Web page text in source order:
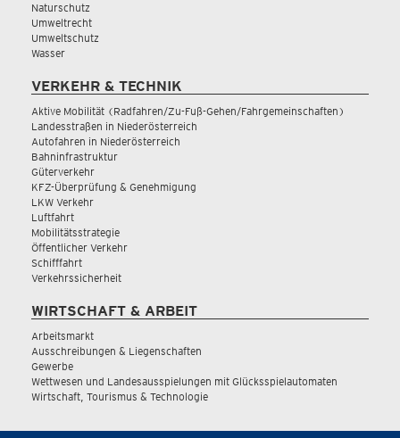
Naturschutz
Umweltrecht
Umweltschutz
Wasser
VERKEHR & TECHNIK
Aktive Mobilität (Radfahren/Zu-Fuß-Gehen/Fahrgemeinschaften)
Landesstraßen in Niederösterreich
Autofahren in Niederösterreich
Bahninfrastruktur
Güterverkehr
KFZ-Überprüfung & Genehmigung
LKW Verkehr
Luftfahrt
Mobilitätsstrategie
Öffentlicher Verkehr
Schifffahrt
Verkehrssicherheit
WIRTSCHAFT & ARBEIT
Arbeitsmarkt
Ausschreibungen & Liegenschaften
Gewerbe
Wettwesen und Landesausspielungen mit Glücksspielautomaten
Wirtschaft, Tourismus & Technologie